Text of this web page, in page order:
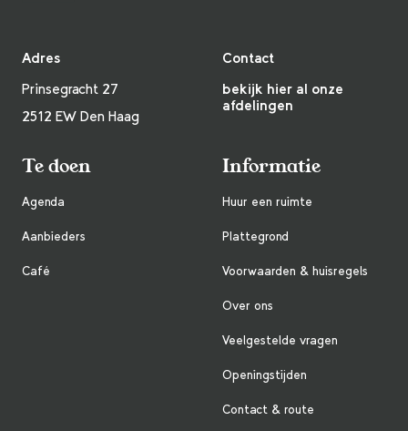
Adres
Prinsegracht 27
2512 EW Den Haag
Contact
bekijk hier al onze
afdelingen
Te doen
Agenda
Aanbieders
Café
Informatie
Huur een ruimte
Plattegrond
Voorwaarden & huisregels
Over ons
Veelgestelde vragen
Openingstijden
Contact & route